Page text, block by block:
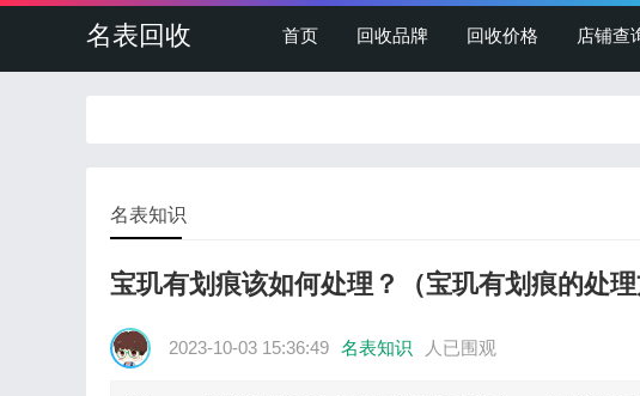
名表回收 首页 回收品牌 回收价格 店铺查
名表知识
宝玑有划痕该如何处理？（宝玑有划痕的处理
2023-10-03 15:36:49 名表知识 人已围观